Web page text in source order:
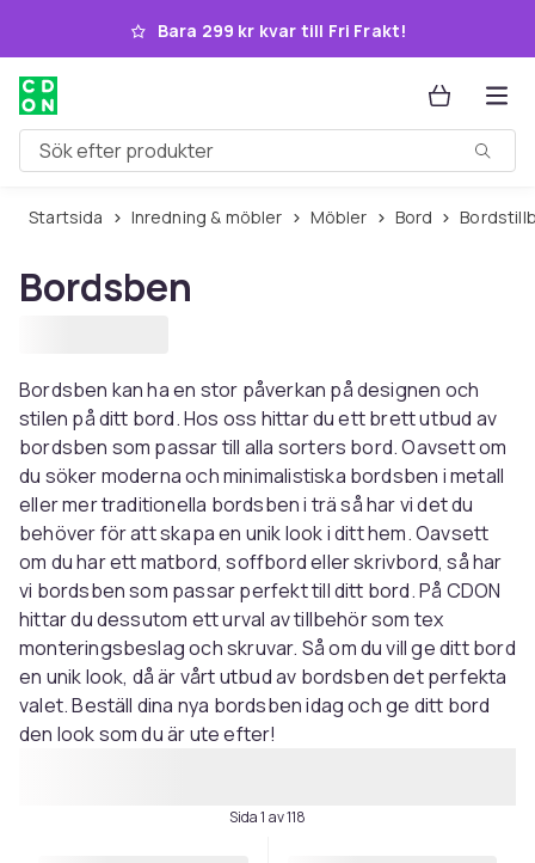
Hoppa till huvudinnehållet
Bara 299 kr kvar till Fri Frakt!
Sök efter produkter
Startsida Inredning & möbler Möbler Bord
Bordsben
Bordsben kan ha en stor påverkan på designen och
stilen på ditt bord. Hos oss hittar du ett brett utbud av
bordsben som passar till alla sorters bord. Oavsett om
du söker moderna och minimalistiska bordsben i metall
eller mer traditionella bordsben i trä så har vi det du
behöver för att skapa en unik look i ditt hem. Oavsett
om du har ett matbord, soffbord eller skrivbord, så har
vi bordsben som passar perfekt till ditt bord. På CDON
hittar du dessutom ett urval av tillbehör som tex
monteringsbeslag och skruvar. Så om du vill ge ditt bord
en unik look, då är vårt utbud av bordsben det perfekta
valet. Beställ dina nya bordsben idag och ge ditt bord
den look som du är ute efter!
Sida 1 av 118